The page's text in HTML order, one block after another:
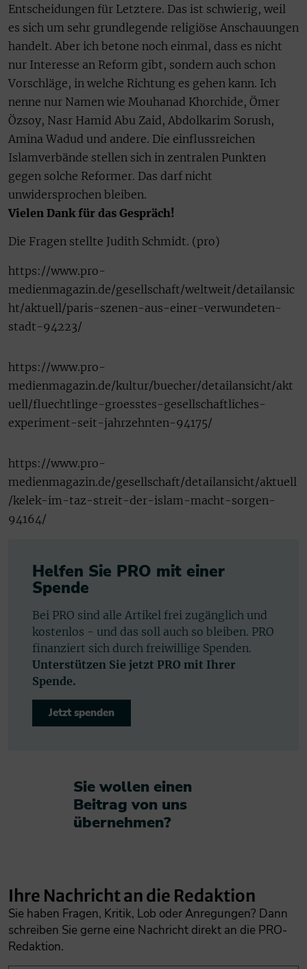
Entscheidungen für Letztere. Das ist schwierig, weil
es sich um sehr grundlegende religiöse Anschauungen
handelt. Aber ich betone noch einmal, dass es nicht
nur Interesse an Reform gibt, sondern auch schon
Vorschläge, in welche Richtung es gehen kann. Ich
nenne nur Namen wie Mouhanad Khorchide, Ömer
Özsoy, Nasr Hamid Abu Zaid, Abdolkarim Sorush,
Amina Wadud und andere. Die einflussreichen
Islamverbände stellen sich in zentralen Punkten
gegen solche Reformer. Das darf nicht
unwidersprochen bleiben.
Vielen Dank für das Gespräch!
Die Fragen stellte Judith Schmidt. (pro)
https://www.pro-
medienmagazin.de/gesellschaft/weltweit/detailansic
ht/aktuell/paris-szenen-aus-einer-verwundeten-
stadt-94223/
https://www.pro-
medienmagazin.de/kultur/buecher/detailansicht/akt
uell/fluechtlinge-groesstes-gesellschaftliches-
experiment-seit-jahrzehnten-94175/
https://www.pro-
medienmagazin.de/gesellschaft/detailansicht/aktuell
/kelek-im-taz-streit-der-islam-macht-sorgen-
94164/
Helfen Sie PRO mit einer
Spende
Bei PRO sind alle Artikel frei zugänglich und
kostenlos - und das soll auch so bleiben. PRO
finanziert sich durch freiwillige Spenden.
Unterstützen Sie jetzt PRO mit Ihrer
Spende.
Jetzt spenden
Sie wollen einen
Beitrag von uns
übernehmen?​
Ihre Nachricht an die Redaktion
Sie haben Fragen, Kritik, Lob oder Anregungen? Dann
schreiben Sie gerne eine Nachricht direkt an die PRO-
Redaktion.